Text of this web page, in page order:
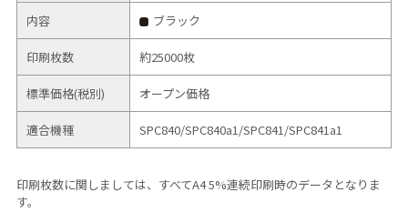
内容 ブラック
印刷枚数 約25000枚
標準価格(税別) オープン価格
適合機種 SPC840/SPC840a1/SPC841/SPC841a1
印刷枚数に関しましては、すべてA4 5%連続印刷時のデータとなりま
す。